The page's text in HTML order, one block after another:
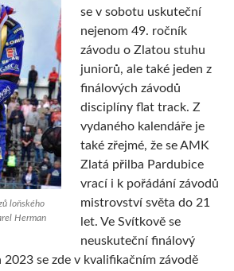
loňského
Herman
se v sobotu uskuteční
nejenom 49. ročník
závodu o Zlatou stuhu
juniorů, ale také jeden z
finálových závodů
disciplíny flat track. Z
vydaného kalendáře je
také zřejmé, že se AMK
Zlatá přilba Pardubice
vrací i k pořádání závodů
mistrovství světa do 21
let. Ve Svítkově se
neuskuteční finálový
2023 se zde v kvalifikačním závodě